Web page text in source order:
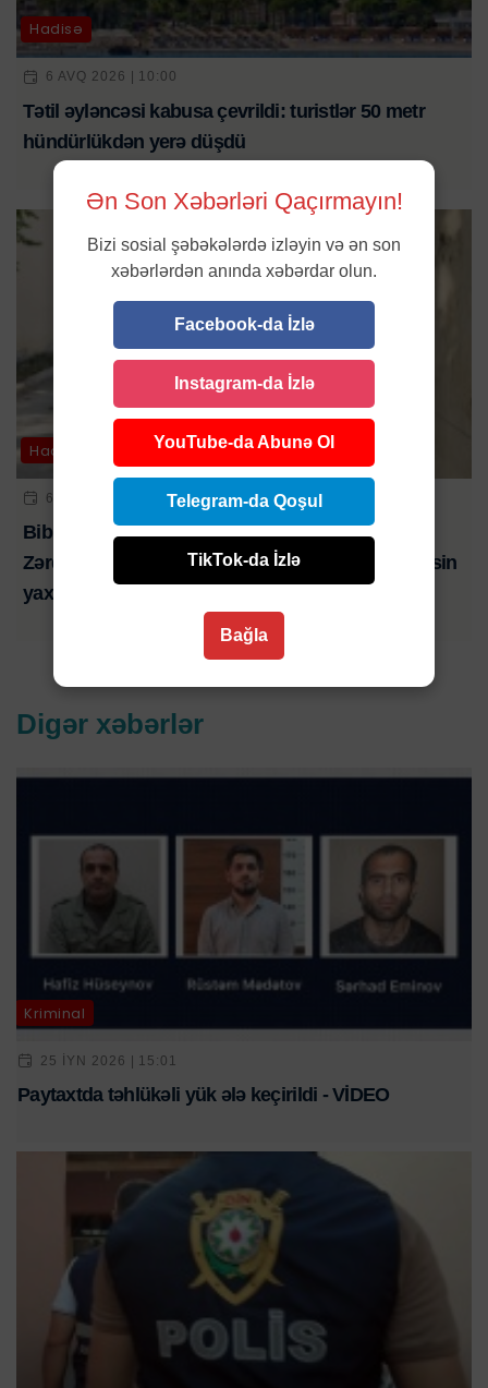
Hadisə
6 AVQ 2026 | 10:00
Tətil əyləncəsi kabusa çevrildi: turistlər 50 metr
hündürlükdən yerə düşdü
Hadisə
6 AVQ 2026 | 21:01
Bibim həkim səhlənkarlığının qurbanı oldu-
Zərdabda baş verən ağır yol qəzasında ölən şəxsin
yaxını şikayət edib-VİDEO
Digər xəbərlər
Kriminal
25 IYN 2026 | 15:01
Paytaxtda təhlükəli yük ələ keçirildi - VİDEO
Ən Son Xəbərləri Qaçırmayın!
Bizi sosial şəbəkələrdə izləyin və ən son
xəbərlərdən anında xəbərdar olun.
Facebook-da İzlə
Instagram-da İzlə
YouTube-da Abunə Ol
Telegram-da Qoşul
TikTok-da İzlə
Bağla